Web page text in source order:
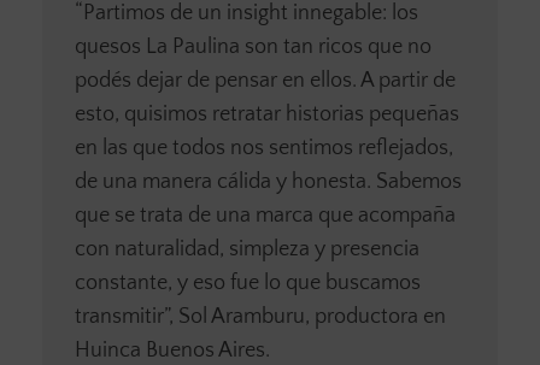
“Partimos de un insight innegable: los
quesos La Paulina son tan ricos que no
podés dejar de pensar en ellos. A partir de
esto, quisimos retratar historias pequeñas
en las que todos nos sentimos reflejados,
de una manera cálida y honesta. Sabemos
que se trata de una marca que acompaña
con naturalidad, simpleza y presencia
constante, y eso fue lo que buscamos
transmitir”, Sol Aramburu, productora en
Huinca Buenos Aires.